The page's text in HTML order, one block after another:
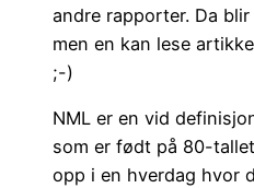
andre rapporter. Da
men en kan lese
;-)
NML er en vid
som er født på 80-
opp i en hverdag hvor